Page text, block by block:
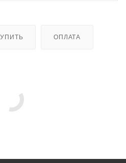
ОПЛАТА